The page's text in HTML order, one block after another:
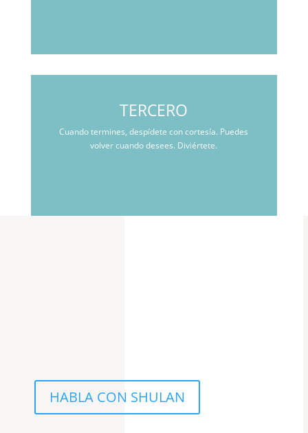
TERCERO
Cuando termines, despídete con cortesía. Puedes
volver cuando desees. Diviértete.
HABLA CON SHULAN